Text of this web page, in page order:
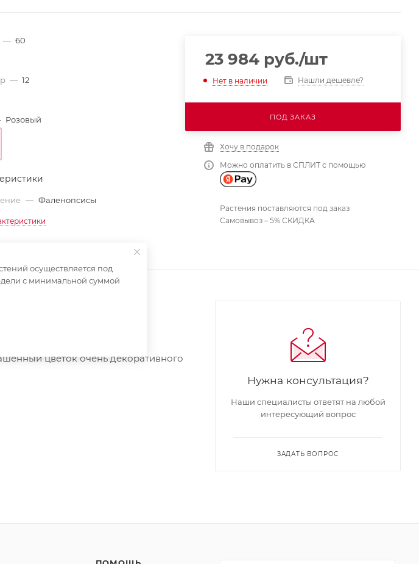
— 60
— 12
Розовый
— Фаленопсисы
23 984руб./шт
Нет в наличии Нашли дешевле?
ПОД ЗАКАЗ
Хочу в подарок
Можно оплатить в СПЛИТ с помощью
Растения поставляются под заказ
Самовывоз – 5% СКИДКА
цветок очень декоративного
Нужна консультация?
Наши специалисты ответят на любой
интересующий вопрос
ЗАДАТЬ ВОПРОС
осуществляется под
с минимальной суммой